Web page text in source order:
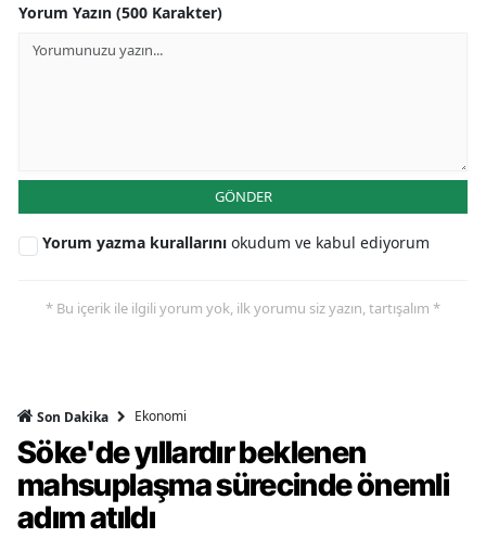
Yorum Yazın (500 Karakter)
GÖNDER
Yorum yazma kurallarını okudum ve kabul ediyorum
* Bu içerik ile ilgili yorum yok, ilk yorumu siz yazın, tartışalım *
Son Dakika Ekonomi
Söke'de yıllardır beklenen
mahsuplaşma sürecinde önemli
adım atıldı